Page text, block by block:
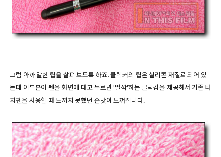
그럼 아까 말한 팁을 살펴 보도록 하죠. 클릭커의 팁은 실리콘 재질로 되어 있
는데 이부분이 펜을 화면에 대고 누르면 '딸깍'하는 클릭감을 제공해서 기존 터
치펜을 사용할 때 느끼지 못했던 손맛이 느껴집니다.